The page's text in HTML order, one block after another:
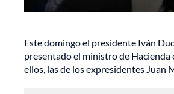
Este domingo el presidente Iván
presentado el ministro de Hacienda
ellos, las de los expresidentes Juan